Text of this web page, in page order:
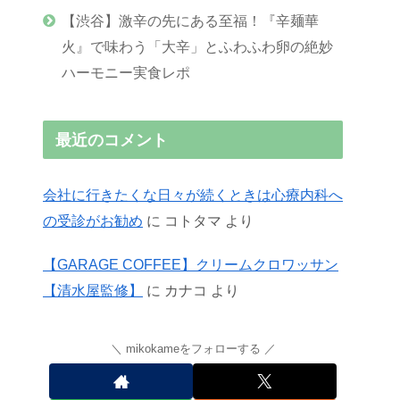
【渋谷】激辛の先にある至福！『辛麺華
火』で味わう「大辛」とふわふわ卵の絶妙
ハーモニー実食レポ
最近のコメント
会社に行きたくな日々が続くときは心療内科へ
の受診がお勧め に コトタマ より
【GARAGE COFFEE】クリームクロワッサン
【清水屋監修】
に カナコ より
mikokameをフォローする